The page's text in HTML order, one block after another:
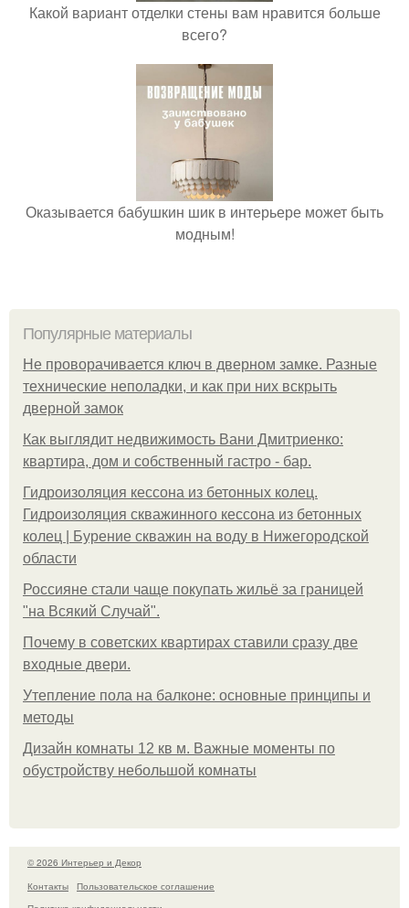
Какой вариант отделки стены вам нравится больше
всего?
Оказывается бабушкин шик в интерьере может быть
модным!
Популярные материалы
Не проворачивается ключ в дверном замке. Разные
технические неполадки, и как при них вскрыть
дверной замок
Как выглядит недвижимость Вани Дмитриенко:
квартира, дом и собственный гастро - бар.
Гидроизоляция кессона из бетонных колец.
Гидроизоляция скважинного кессона из бетонных
колец | Бурение скважин на воду в Нижегородской
области
Россияне стали чаще покупать жильё за границей
"на Всякий Случай".
Почему в советских квартирах ставили сразу две
входные двери.
Утепление пола на балконе: основные принципы и
методы
Дизайн комнаты 12 кв м. Важные моменты по
обустройству небольшой комнаты
© 2026 Интерьер и Декор
Контакты
Пользовательское соглашение